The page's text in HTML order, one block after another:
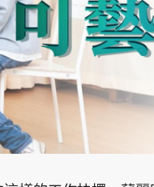
緣來有理
鬼靈精怪